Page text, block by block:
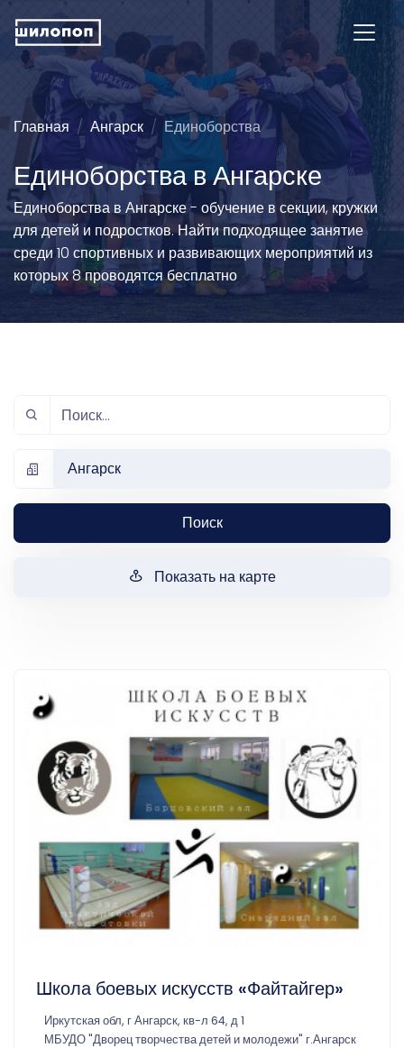
Главная Ангарск Единоборства
Единоборства в Ангарске
Единоборства в Ангарске - обучение в секции, кружки
для детей и подростков. Найти подходящее занятие
среди 10 спортивных и развивающих мероприятий из
которых 8 проводятся бесплатно
Ангарск
Поиск
Показать на карте
Школа боевых искусств «Файтайгер»
Иркутская обл, г Ангарск, кв-л 64, д 1
МБУДО "Дворец творчества детей и молодежи" г.Ангарск